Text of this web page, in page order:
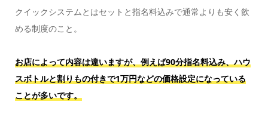
クイックシステムとはセットと指名料込みで通常よりも安く飲
める制度のこと。
お店によって内容は違いますが、例えば90分指名料込み、ハウ
スボトルと割りもの付きで1万円などの価格設定になっている
ことが多いです。